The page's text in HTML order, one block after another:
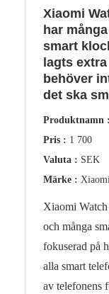
Xiaomi
har
smart
lagts
behöver
det ska
Produktnamn :
Pris : 1 700
Valuta : SEK
Märke :
Xiaomi
och många
fokuserad på
alla smart
av telefonens